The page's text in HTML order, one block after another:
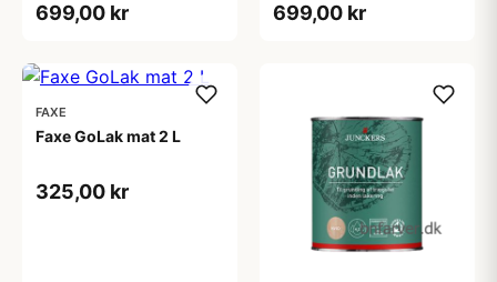
699,00 kr 699,00 kr
FAXE
Faxe GoLak mat 2 L
325,00 kr